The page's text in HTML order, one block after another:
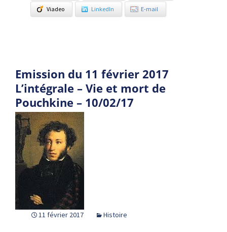
Viadeo LinkedIn E-mail
Emission du 11 février 2017
L’intégrale – Vie et mort de
Pouchkine – 10/02/17
11 février 2017 Histoire